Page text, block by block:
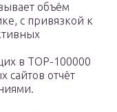
объём
с привязкой к
в TOP-100000
сайтов отчёт